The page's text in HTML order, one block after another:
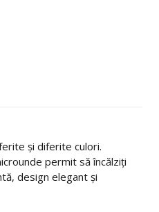
și diferite culori.
permit să încălziți
design elegant și